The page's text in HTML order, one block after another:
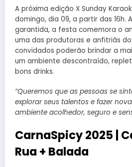
A próxima edição X Sunday
domingo, dia 09, a partir das 16h.
garantida, a festa comemora o
uma das produtoras e anfitriãs
convidados poderão brindar a
um ambiente descontraído,
bons drinks.
“Queremos que as pessoas se
explorar seus talentos e fazer
ambiente acolhedor, seguro e
CarnaSpicy 2025 |
Rua + Balada